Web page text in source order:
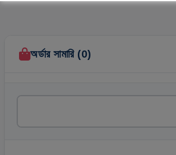
অর্ডার সামারি (0)